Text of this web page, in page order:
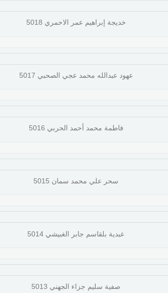
خديجة إبراهيم عمر الاحمري 5018
عهود عبدالله محمد عجي الصحبي 5017
فاطمة محمد أحمد الحربي 5016
سحر علي محمد سمان 5015
عبدية بلقاسم جابر الغبيشي 5014
صفية سليم جزاء الجهني 5013